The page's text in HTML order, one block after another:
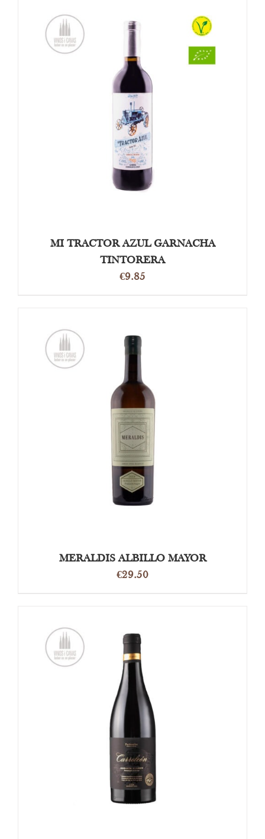
OPTIES SELECTEREN
MI TRACTOR AZUL GARNACHA
TINTORERA
€9.85
OPTIES SELECTEREN
MERALDIS ALBILLO MAYOR
€29.50
OPTIES SELECTEREN /